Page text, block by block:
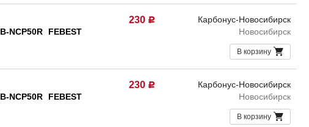
NCP50R FEBEST
230 Р
Карбонус-Новосибирск
Новосибирск
В корзину
NCP50R FEBEST
230 Р
Карбонус-Новосибирск
Новосибирск
В корзину